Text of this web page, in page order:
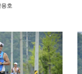
호